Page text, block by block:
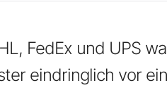
FedEx und UPS
eindringlich vor